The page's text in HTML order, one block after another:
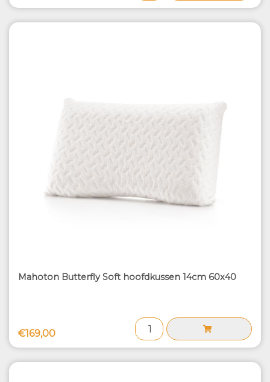
Mahoton Butterfly Soft hoofdkussen 14cm 60x40
€169,00